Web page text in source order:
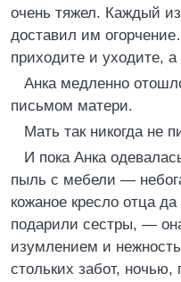
очень тяжел. Каждый
доставил им
приходите и уходите,
Анка медленно
письмом матери.
Мать так никогда не
И пока Анка
пыль с мебели —
кожаное кресло отца да
подарили сестры, —
изумлением и
стольких забот, ночью,